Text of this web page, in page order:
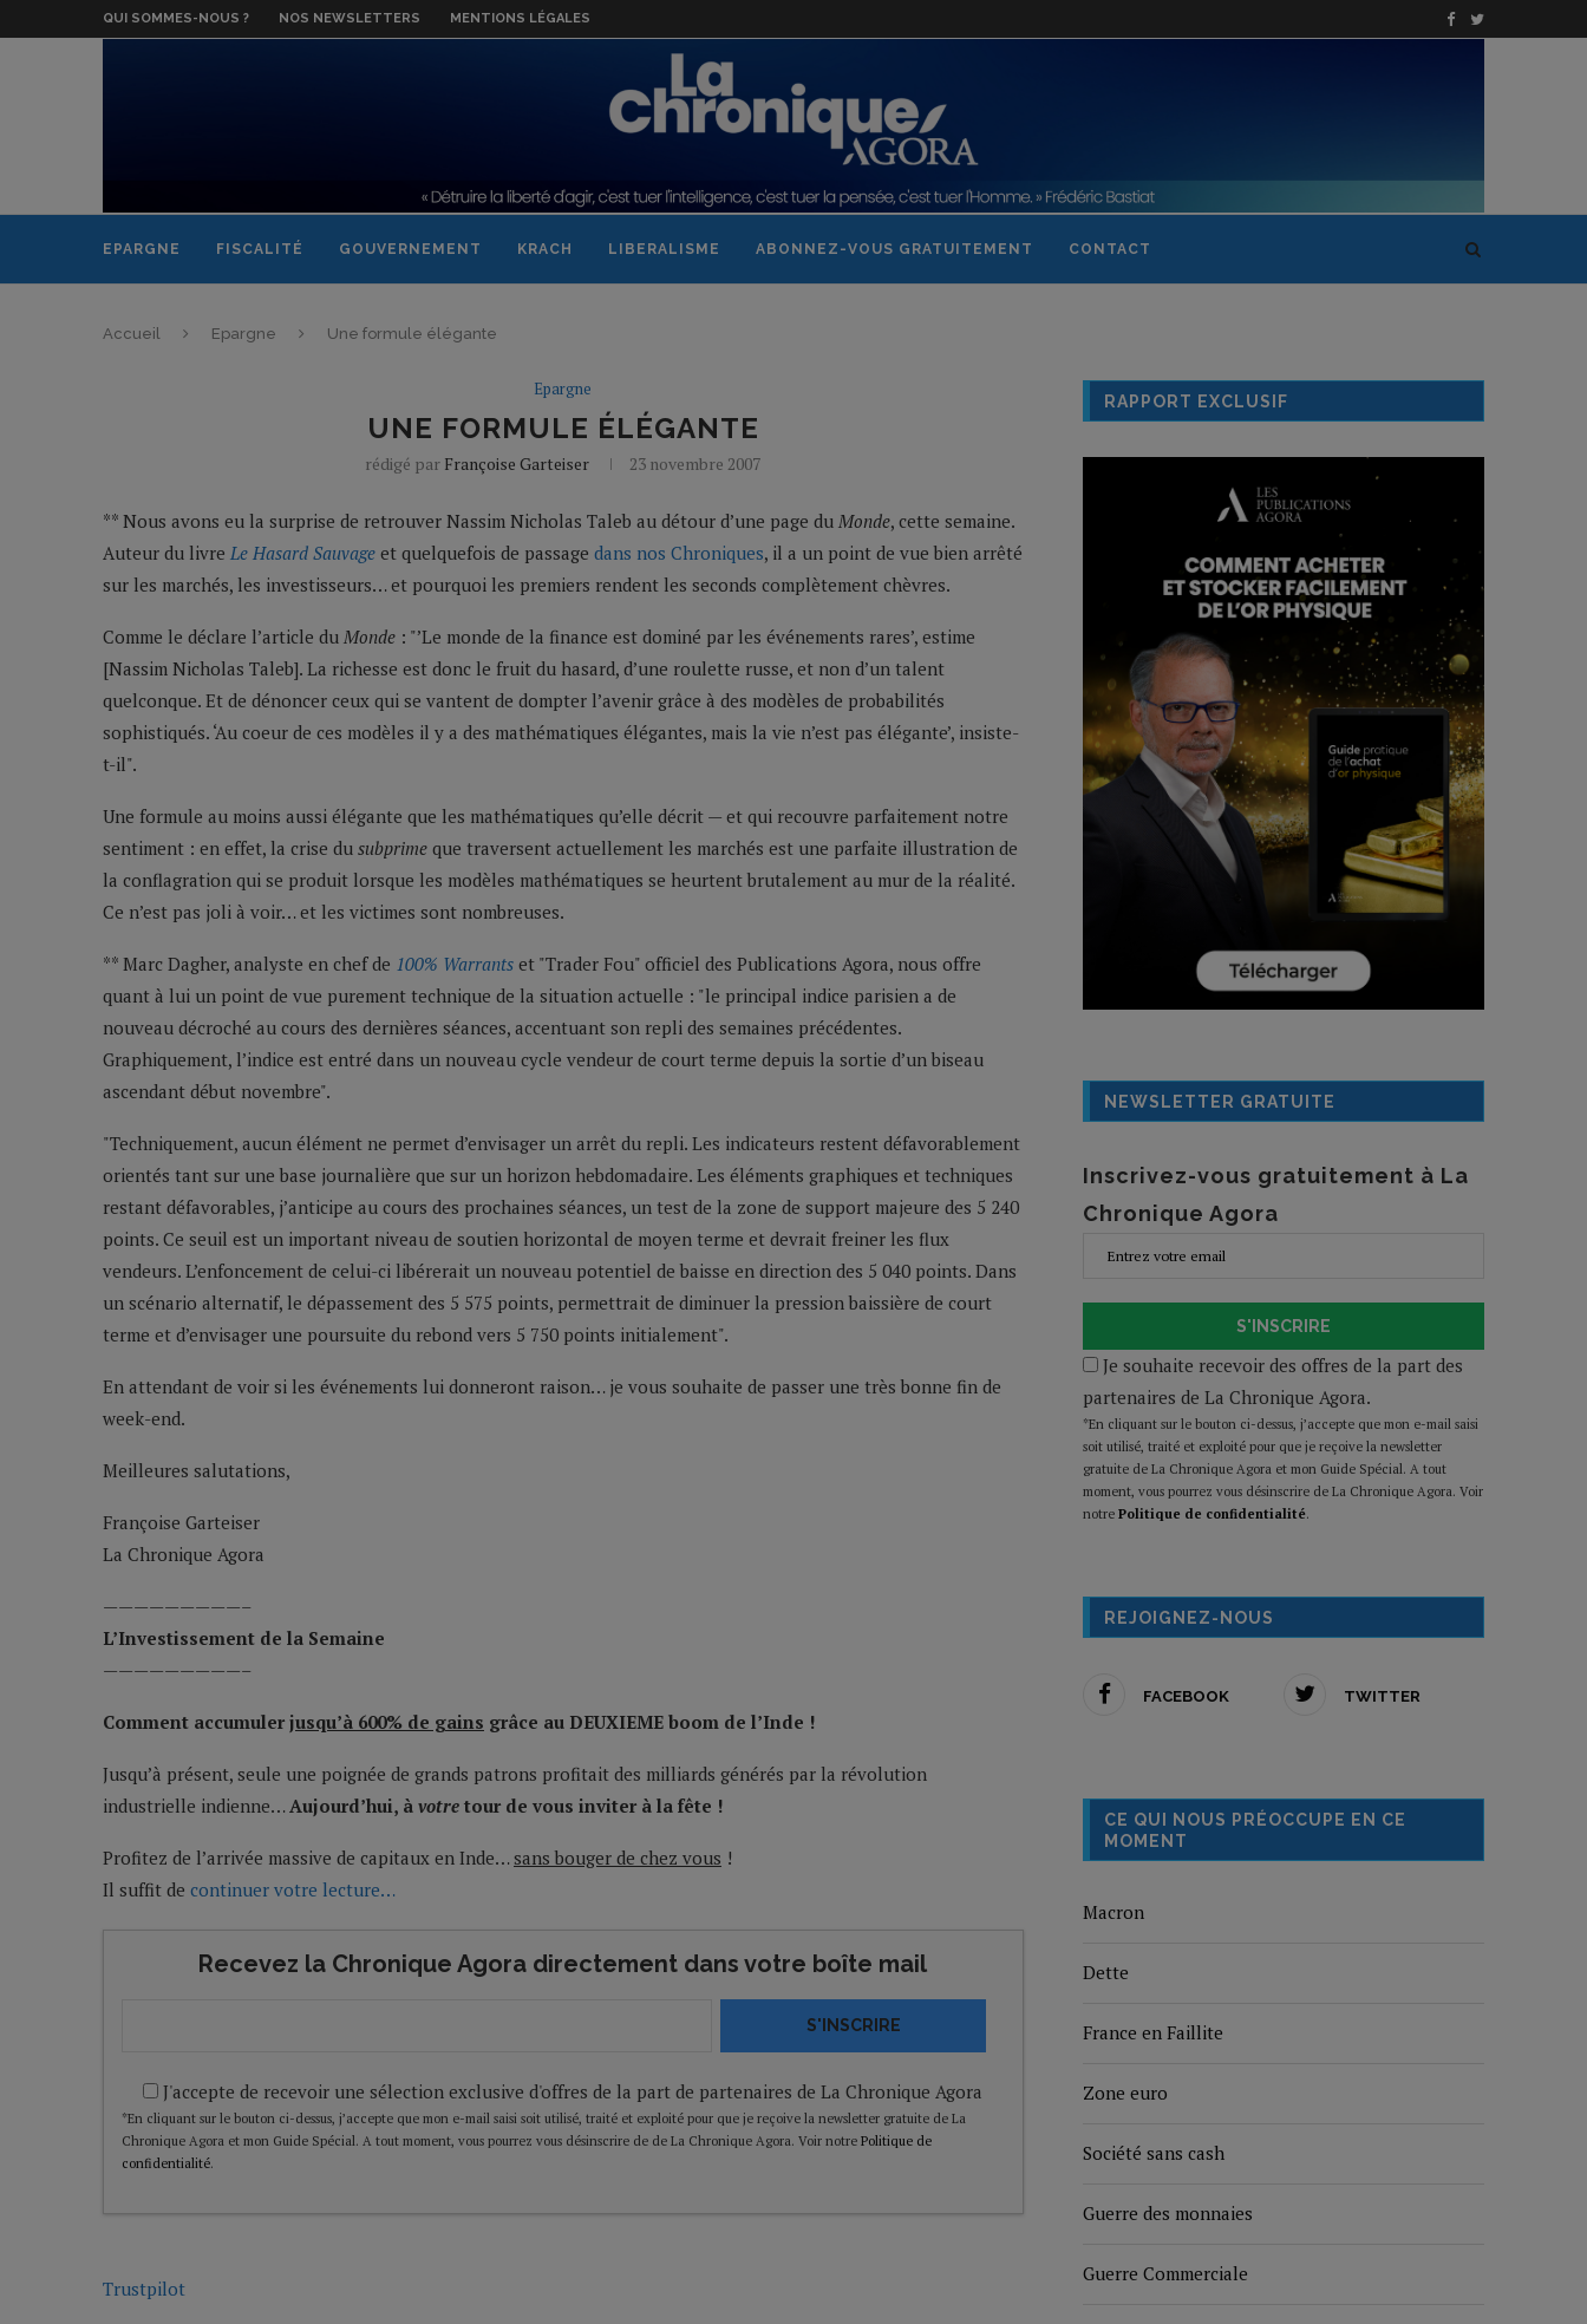
QUI SOMMES-NOUS ? NOS NEWSLETTERS MENTIONS LÉGALES
EPARGNE FISCALITÉ GOUVERNEMENT KRACH LIBERALISME ABONNEZ-VOUS GRATUITEMENT CONTACT
Accueil Epargne Une formule élégante
Epargne
UNE FORMULE ÉLÉGANTE
rédigé par Françoise Garteiser 23 novembre 2007
** Nous avons eu la surprise de retrouver Nassim Nicholas Taleb au détour d’une page du Monde, cette semaine.
Auteur du livre Le Hasard Sauvage et quelquefois de passage dans nos Chroniques, il a un point de vue bien arrêté
sur les marchés, les investisseurs… et pourquoi les premiers rendent les seconds complètement chèvres.
Comme le déclare l’article du Monde : "’Le monde de la finance est dominé par les événements rares’, estime
[Nassim Nicholas Taleb]. La richesse est donc le fruit du hasard, d’une roulette russe, et non d’un talent
quelconque. Et de dénoncer ceux qui se vantent de dompter l’avenir grâce à des modèles de probabilités
sophistiqués. ‘Au coeur de ces modèles il y a des mathématiques élégantes, mais la vie n’est pas élégante’, insiste-
t-il".
Une formule au moins aussi élégante que les mathématiques qu’elle décrit — et qui recouvre parfaitement notre
sentiment : en effet, la crise du subprime que traversent actuellement les marchés est une parfaite illustration de
la conflagration qui se produit lorsque les modèles mathématiques se heurtent brutalement au mur de la réalité.
Ce n’est pas joli à voir… et les victimes sont nombreuses.
** Marc Dagher, analyste en chef de 100% Warrants et "Trader Fou" officiel des Publications Agora, nous offre
quant à lui un point de vue purement technique de la situation actuelle : "le principal indice parisien a de
nouveau décroché au cours des dernières séances, accentuant son repli des semaines précédentes.
Graphiquement, l’indice est entré dans un nouveau cycle vendeur de court terme depuis la sortie d’un biseau
ascendant début novembre".
"Techniquement, aucun élément ne permet d’envisager un arrêt du repli. Les indicateurs restent défavorablement
orientés tant sur une base journalière que sur un horizon hebdomadaire. Les éléments graphiques et techniques
restant défavorables, j’anticipe au cours des prochaines séances, un test de la zone de support majeure des 5 240
points. Ce seuil est un important niveau de soutien horizontal de moyen terme et devrait freiner les flux
vendeurs. L’enfoncement de celui-ci libérerait un nouveau potentiel de baisse en direction des 5 040 points. Dans
un scénario alternatif, le dépassement des 5 575 points, permettrait de diminuer la pression baissière de court
terme et d’envisager une poursuite du rebond vers 5 750 points initialement".
En attendant de voir si les événements lui donneront raison… je vous souhaite de passer une très bonne fin de
week-end.
Meilleures salutations,
Françoise Garteiser
La Chronique Agora
—————————–
L’Investissement de la Semaine
—————————–
Comment accumuler jusqu’à 600% de gains grâce au DEUXIEME boom de l’Inde !
Jusqu’à présent, seule une poignée de grands patrons profitait des milliards générés par la révolution
industrielle indienne… Aujourd’hui, à votre tour de vous inviter à la fête !
Profitez de l’arrivée massive de capitaux en Inde… sans bouger de chez vous !
Il suffit de continuer votre lecture…
Recevez la Chronique Agora directement dans votre boîte mail
S'INSCRIRE
J'accepte de recevoir une sélection exclusive d'offres de la part de partenaires de La Chronique Agora
*En cliquant sur le bouton ci-dessus, j’accepte que mon e-mail saisi soit utilisé, traité et exploité pour que je reçoive la newsletter gratuite de La
Chronique Agora et mon Guide Spécial. A tout moment, vous pourrez vous désinscrire de de La Chronique Agora. Voir notre Politique de
confidentialité.
Trustpilot
RAPPORT EXCLUSIF
NEWSLETTER GRATUITE
Inscrivez-vous gratuitement à La
Chronique Agora
S'INSCRIRE
Je souhaite recevoir des offres de la part des
partenaires de La Chronique Agora.
*En cliquant sur le bouton ci-dessus, j’accepte que mon e-mail saisi
soit utilisé, traité et exploité pour que je reçoive la newsletter
gratuite de La Chronique Agora et mon Guide Spécial. A tout
moment, vous pourrez vous désinscrire de La Chronique Agora. Voir
notre Politique de confidentialité.
REJOIGNEZ-NOUS
FACEBOOK TWITTER
CE QUI NOUS PRÉOCCUPE EN CE
MOMENT
Macron
Dette
France en Faillite
Zone euro
Société sans cash
Guerre des monnaies
Guerre Commerciale